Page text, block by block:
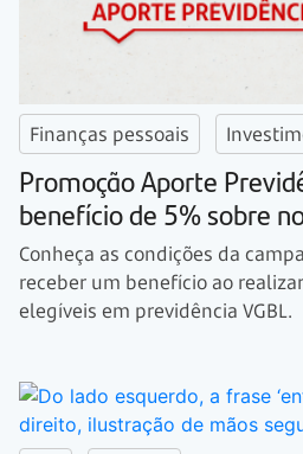
Finanças pessoais
Promoção Aporte
benefício de 5% sobre
Conheça as condições da
receber um benefício ao
elegíveis em previdência VGBL.